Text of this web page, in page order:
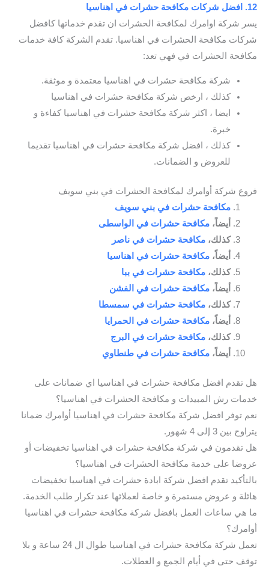
12. افضل شركات مكافحة حشرات في اهناسيا
يسر شركة اوامرك لمكافحة الحشرات ان تقدم خدماتها كافضل
شركات مكافحة الحشرات في اهناسيا. تقدم الشركة كافة خدمات
مكافحة الحشرات في فهي تعد:
شركة مكافحة حشرات في اهناسيا معتمدة و موثقة.
كذلك ، ارخص شركة مكافحة حشرات في اهناسيا
ايضا ، اكثر شركة مكافحة حشرات في اهناسيا كفاءة و
خبرة.
كذلك ، افضل شركة مكافحة حشرات في اهناسيا تقديما
للعروض و الضمانات.
فروع شركة أوامرك لمكافحة الحشرات في بني سويف
مكافحة حشرات في بني سويف
أيضاً، مكافحة حشرات في الواسطى
كذلك، مكافحة حشرات في ناصر
أيضاً، مكافحة حشرات في اهناسيا
كذلك، مكافحة حشرات في ببا
أيضاً، مكافحة حشرات في الفشن
كذلك، مكافحة حشرات في سمسطا
أيضاً، مكافحة حشرات في الحمرايا
كذلك، مكافحة حشرات في البرج
أيضاً، مكافحة حشرات في طنطاوي
هل تقدم افضل مكافحة حشرات في اهناسيا اي ضمانات على
خدمات رش المبيدات و مكافحة الحشرات في اهناسيا؟
نعم توفر افضل شركة مكافحة حشرات في اهناسيا أوامرك ضمانا
يتراوح بين 3 إلى 4 شهور.
هل تقدمون في شركة مكافحة حشرات في اهناسيا تخفيضات أو
عروضا على خدمة مكافحة الحشرات في اهناسيا؟
بالتأكيد تقدم افضل شركة ابادة حشرات في اهناسيا تخفيضات
هائلة و عروض مستمرة و خاصة لعملائها عند تكرار طلب الخدمة.
ما هي ساعات العمل بافضل شركة مكافحة حشرات في اهناسيا
أوامرك؟
تعمل شركة مكافحة حشرات في اهناسيا طوال ال 24 ساعة و بلا
توقف حتى في أيام الجمع و العطلات.